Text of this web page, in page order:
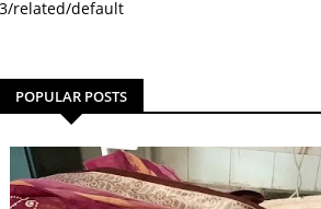
3/related/default
POPULAR POSTS